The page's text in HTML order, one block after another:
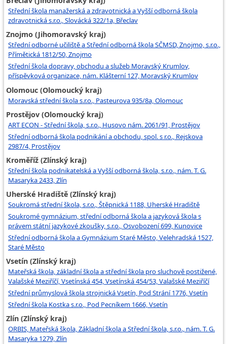
Střední škola manažerská a zdravotnická a Vyšší odborná škola
zdravotnická s.r.o., Slovácká 322/1a, Břeclav
Znojmo (Jihomoravský kraj)
Střední odborné učiliště a Střední odborná škola SČMSD, Znojmo, s.r.o.,
Přímětická 1812/50, Znojmo
Střední škola dopravy, obchodu a služeb Moravský Krumlov,
příspěvková organizace, nám. Klášterní 127, Moravský Krumlov
Olomouc (Olomoucký kraj)
Moravská střední škola s.r.o., Pasteurova 935/8a, Olomouc
Prostějov (Olomoucký kraj)
ART ECON - Střední škola, s.r.o., Husovo nám. 2061/91, Prostějov
Střední odborná škola podnikání a obchodu, spol. s r.o., Rejskova
2987/4, Prostějov
Kroměříž (Zlínský kraj)
Střední škola podnikatelská a Vyšší odborná škola, s.r.o., nám. T. G.
Masaryka 2433, Zlín
Uherské Hradiště (Zlínský kraj)
Soukromá střední škola, s.r.o., Štěpnická 1188, Uherské Hradiště
Soukromé gymnázium, střední odborná škola a jazyková škola s
právem státní jazykové zkoušky, s.r.o., Osvobození 699, Kunovice
Střední odborná škola a Gymnázium Staré Město, Velehradská 1527,
Staré Město
Vsetín (Zlínský kraj)
Mateřská škola, základní škola a střední škola pro sluchově postižené,
Valašské Meziříčí, Vsetínská 454, Vsetínská 454/53, Valašské Meziříčí
Střední průmyslová škola strojnická Vsetín, Pod Strání 1776, Vsetín
Střední škola Kostka s.r.o., Pod Pecníkem 1666, Vsetín
Zlín (Zlínský kraj)
ORBIS, Mateřská škola, Základní škola a Střední škola, s.r.o., nám. T. G.
Masaryka 1279, Zlín